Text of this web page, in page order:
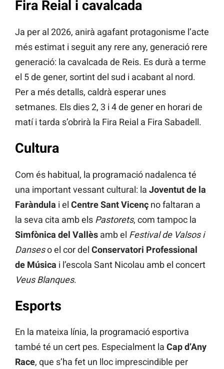
Fira Reial i cavalcada
Ja per al 2026, anirà agafant protagonisme l’acte
més estimat i seguit any rere any, generació rere
generació: la cavalcada de Reis. Es durà a terme
el 5 de gener, sortint del sud i acabant al nord.
Per a més detalls, caldrà esperar unes
setmanes. Els dies 2, 3 i 4 de gener en horari de
matí i tarda s’obrirà la Fira Reial a Fira Sabadell.
Cultura
Com és habitual, la programació nadalenca té
una important vessant cultural: la Joventut de la
Faràndula i el Centre Sant Vicenç no faltaran a
la seva cita amb els Pastorets, com tampoc la
Simfònica del Vallès amb el Festival de Valsos i
Danseso el cor del Conservatori Professional
de Música i l’escola Sant Nicolau amb el concert
Veus Blanques.
Esports
En la mateixa línia, la programació esportiva
també té un cert pes. Especialment la Cap d’Any
Race, que s’ha fet un lloc imprescindible per